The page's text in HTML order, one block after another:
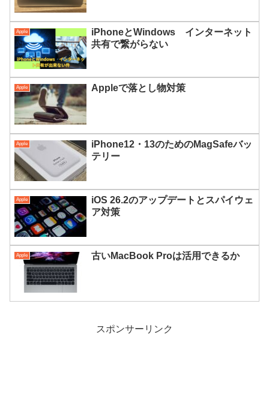
Apple
iPhoneとWindows インターネット
共有で繋がらない
Apple Appleで落とし物対策
Apple
iPhone12・13のためのMagSafeバッ
テリー
Apple
iOS 26.2のアップデートとスパイウェ
ア対策
Apple 古いMacBook Proは活用できるか
スポンサーリンク